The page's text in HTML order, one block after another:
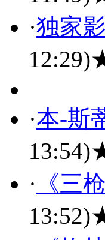
·独家
12:29)
·本-斯
13:54)
· 《三
13:52)